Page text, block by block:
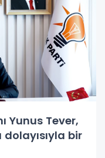
Yunus Tever,
bir